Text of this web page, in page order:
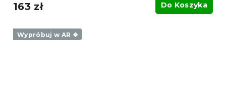
163 zł Do Koszyka
Wypróbuj w AR ❖